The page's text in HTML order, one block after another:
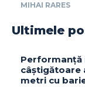
MIHAI RARES
Ultimele
Performanță
câștigătoare
metri cu